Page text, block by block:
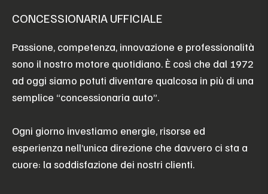
CONCESSIONARIA UFFICIALE
Passione, competenza, innovazione e professionalità
sono il nostro motore quotidiano. È così che dal 1972
ad oggi siamo potuti diventare qualcosa in più di una
semplice “concessionaria auto”.
Ogni giorno investiamo energie, risorse ed
esperienza nell’unica direzione che davvero ci sta a
cuore: la soddisfazione dei nostri clienti.